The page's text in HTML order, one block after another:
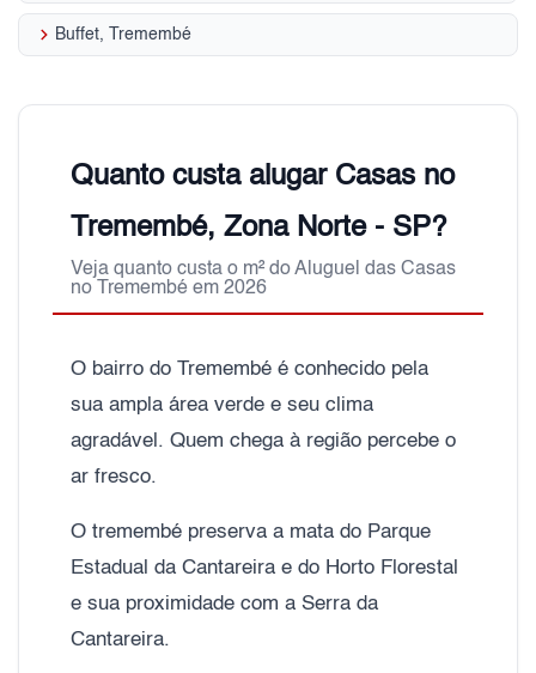
keyboard_arrow_right Buffet, Tremembé
Quanto custa alugar Casas no
Tremembé, Zona Norte - SP?
Veja quanto custa o m² do Aluguel das Casas
no Tremembé em 2026
O bairro do Tremembé é conhecido pela
sua ampla área verde e seu clima
agradável. Quem chega à região percebe o
ar fresco.
O tremembé preserva a mata do Parque
Estadual da Cantareira e do Horto Florestal
e sua proximidade com a Serra da
Cantareira.